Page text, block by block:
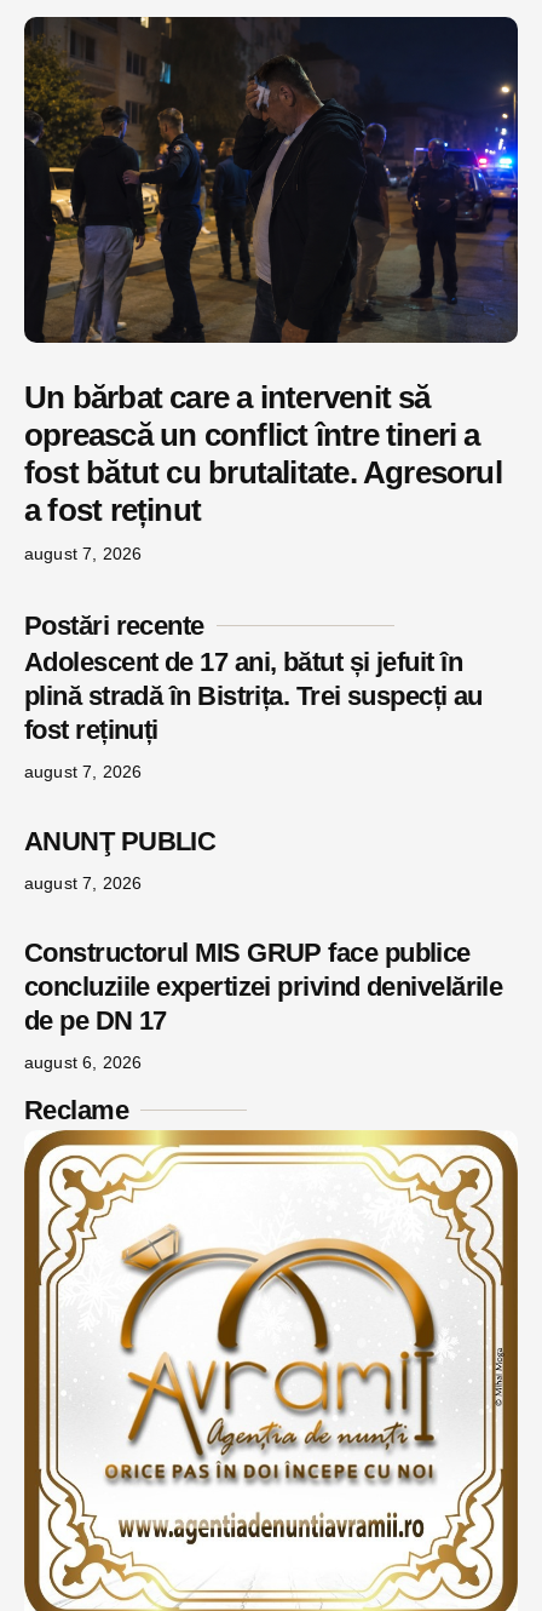
Un bărbat care a intervenit să
oprească un conflict între tineri a
fost bătut cu brutalitate. Agresorul
a fost reținut
august 7, 2026
Postări recente
Adolescent de 17 ani, bătut și jefuit în
plină stradă în Bistrița. Trei suspecți au
fost reținuți
august 7, 2026
ANUNŢ PUBLIC
august 7, 2026
Constructorul MIS GRUP face publice
concluziile expertizei privind denivelările
de pe DN 17
august 6, 2026
Reclame